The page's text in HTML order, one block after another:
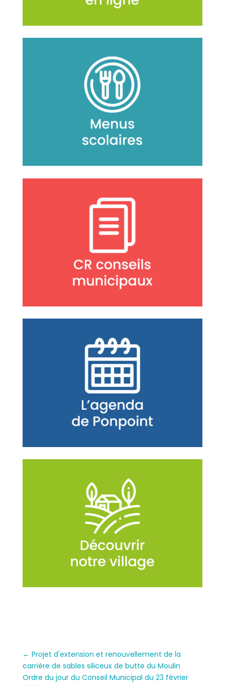
← Projet d'extension et renouvellement de la
carrière de sables siliceux de butte du Moulin
Ordre du jour du Conseil Municipal du 23 février